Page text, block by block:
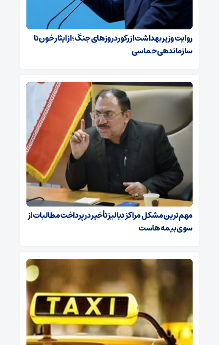
روایت وزیر بهداشت از رکورد روزهای جنگ؛ از ایثار خون تا
سازماندهی حماسی
مهم‌ترین مشکل مراکز دیالیز تأخیر در پرداخت مطالبات از
سوی بیمه‌هاست